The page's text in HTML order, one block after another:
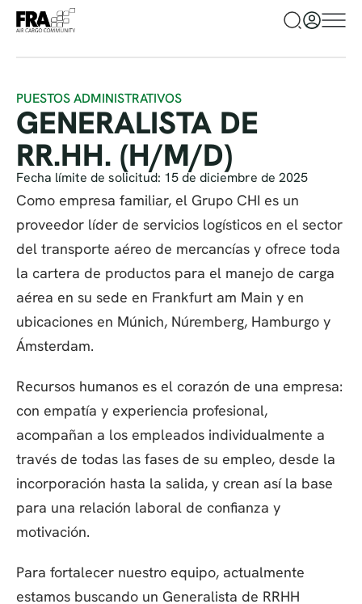
PUESTOS ADMINISTRATIVOS
GENERALISTA DE
RR.HH. (H/M/D)
Fecha límite de solicitud: 15 de diciembre de 2025
Como empresa familiar, el Grupo CHI es un
proveedor líder de servicios logísticos en el sector
del transporte aéreo de mercancías y ofrece toda
la cartera de productos para el manejo de carga
aérea en su sede en Frankfurt am Main y en
ubicaciones en Múnich, Núremberg, Hamburgo y
Ámsterdam.
Recursos humanos es el corazón de una empresa:
con empatía y experiencia profesional,
acompañan a los empleados individualmente a
través de todas las fases de su empleo, desde la
incorporación hasta la salida, y crean así la base
para una relación laboral de confianza y
motivación.
Para fortalecer nuestro equipo, actualmente
estamos buscando un Generalista de RRHH